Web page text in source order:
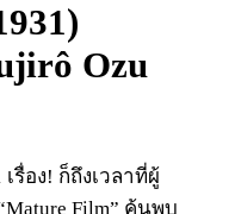
Ozu
รื่อง! ก็ถึงเวลาที่ผู้
Film” ค้นพบ